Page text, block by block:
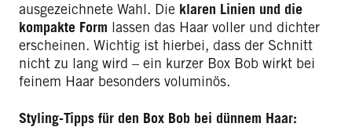
ausgezeichnete Wahl. Die klaren Linien und die
kompakte Form lassen das Haar voller und dichter
erscheinen. Wichtig ist hierbei, dass der Schnitt
nicht zu lang wird – ein kurzer Box Bob wirkt bei
feinem Haar besonders voluminös.
Styling-Tipps für den Box Bob bei dünnem Haar: